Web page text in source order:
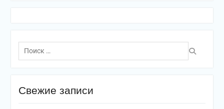
Поиск
по:
Свежие записи